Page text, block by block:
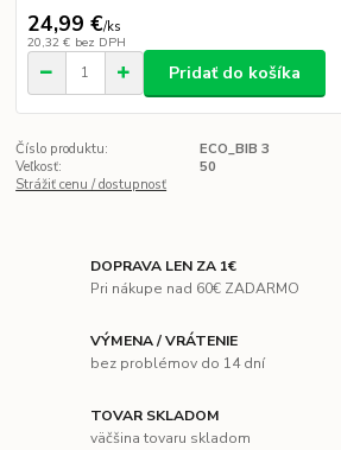
24,99 €/ks
20,32 € bez DPH
Pridať do košíka
Číslo produktu:
ECO_BIB 3
Veľkosť:
50
Strážiť cenu / dostupnosť
DOPRAVA LEN ZA 1€
Pri nákupe nad 60€ ZADARMO
VÝMENA / VRÁTENIE
bez problémov do 14 dní
TOVAR SKLADOM
väčšina tovaru skladom